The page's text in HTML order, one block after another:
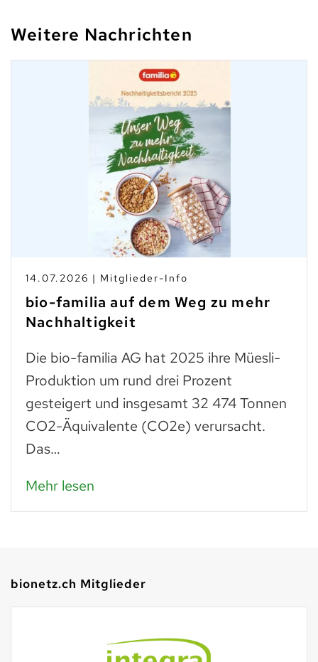
Weitere Nachrichten
14.07.2026 | Mitglieder-Info
bio-familia auf dem Weg zu mehr
Nachhaltigkeit
Die bio-familia AG hat 2025 ihre Müesli-
Produktion um rund drei Prozent
gesteigert und insgesamt 32 474 Tonnen
CO2-Äquivalente (CO2e) verursacht.
Das…
Mehr lesen
bionetz.ch Mitglieder